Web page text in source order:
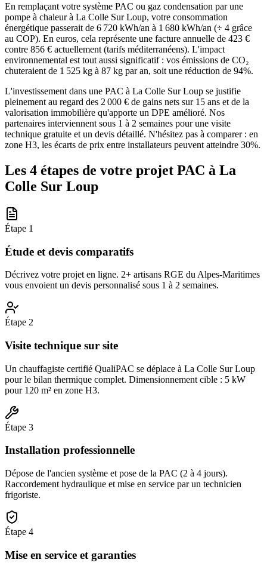
En remplaçant votre système PAC ou gaz condensation par une
pompe à chaleur à La Colle Sur Loup, votre consommation
énergétique passerait de 6 720 kWh/an à 1 680 kWh/an (÷ 4 grâce
au COP). En euros, cela représente une facture annuelle de 423 €
contre 856 € actuellement (tarifs méditerranéens). L'impact
environnemental est tout aussi significatif : vos émissions de CO₂
chuteraient de 1 525 kg à 87 kg par an, soit une réduction de 94%.
L'investissement dans une PAC à La Colle Sur Loup se justifie
pleinement au regard des 2 000 € de gains nets sur 15 ans et de la
valorisation immobilière qu'apporte un DPE amélioré. Nos
partenaires interviennent sous 1 à 2 semaines pour une visite
technique gratuite et un devis détaillé. N'hésitez pas à comparer : en
zone H3, les écarts de prix entre installateurs peuvent atteindre 30%.
Les 4 étapes de votre projet PAC à La
Colle Sur Loup
Étape 1
Étude et devis comparatifs
Décrivez votre projet en ligne. 2+ artisans RGE du Alpes-Maritimes
vous envoient un devis personnalisé sous 1 à 2 semaines.
Étape 2
Visite technique sur site
Un chauffagiste certifié QualiPAC se déplace à La Colle Sur Loup
pour le bilan thermique complet. Dimensionnement cible : 5 kW
pour 120 m² en zone H3.
Étape 3
Installation professionnelle
Dépose de l'ancien système et pose de la PAC (2 à 4 jours).
Raccordement hydraulique et mise en service par un technicien
frigoriste.
Étape 4
Mise en service et garanties